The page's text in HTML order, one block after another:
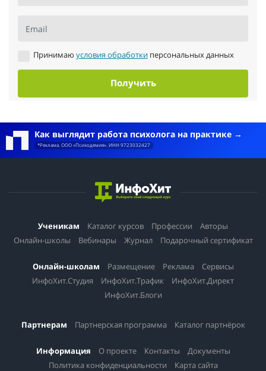
Email
Принимаю условия обработки персональных данных
Получить
Как выглядит работа психолога на практике
*Реклама. ООО «Психодемия». ИНН 9723032427
Ученикам Каталог курсов Профессии
Авторы
Онлайн-школы
Вебинары Журнал Подарочный сертификат
Онлайн-школам Размещение Реклама
Сервисы
ИнфоХит.Студия
ИнфоХит.Трафик
ИнфоХит.Директ
ИнфоХит.Блоги
Партнерам Партнерская программа Каталог партнёрок
Информация О проекте Контакты
Документы
Политика конфиденциальности
Карта сайта